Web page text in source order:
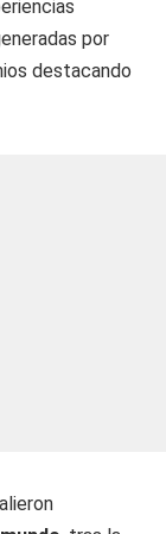
por
destacando